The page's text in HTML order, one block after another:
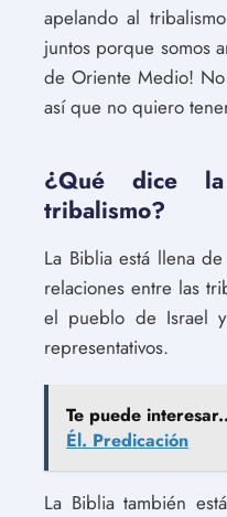
apelando al
juntos porque somos
de Oriente Medio!
así que no quiero
¿Qué dice
tribalismo?
La Biblia está llena
relaciones entre las
el pueblo de Israel
representativos.
Te puede
Él. Predicación
La Biblia también